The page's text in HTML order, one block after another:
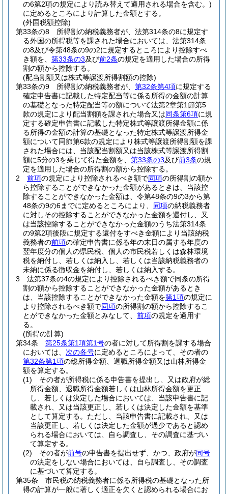
の6第2項の規定により読み替えて適用される場合を含む。)
に定めるところにより計算した金額とする。
(外国税額控除)
第33条の8
所得割の納税義務者が、法第314条の8に規定す
る外国の所得税等を課された場合においては、法第314条
の8及び令第48条の9の2に規定するところにより控除すべ
き額を、 第33条の3及び前2条の規定を適用した場合の所得
割の額から控除する。
(配当割額又は株式等譲渡所得割額の控除)
第33条の9
所得割の納税義務者が、 第32条第4項に規定する
確定申告書に記載した特定配当等に係る所得の金額の計算
の基礎となった特定配当等の額について法第2章第1節第5
款の規定により配当割額を課された場合又は同条第6項に規
定する確定申告書に記載した特定株式等譲渡所得金額に係
る所得の金額の計算の基礎となった特定株式等譲渡所得金
額について同節第6款の規定により株式等譲渡所得割額を課
された場合には、当該配当割額又は当該株式等譲渡所得割
額に5分の3を乗じて得た金額を、 第33条の3及び前3条の規
定を適用した場合の所得割の額から控除する。
2
前項の規定により控除されるべき額で同項の所得割の額か
ら控除することができなかった金額があるときは、当該控
除することができなかった金額は、令第48条の9の3から第
48条の9の6までに定めるところにより、 同項の納税義務者
に対しその控除することができなかった金額を還付し、又
は当該控除することができなかった金額のうち法第314条
の9第2項後段に規定する還付をすべき金額により当該納税
義務者の前項の確定申告書に係る年の末日の属する年度の
翌年度分の個人の県民税、個人の市民税若しくは森林環境
税を納付し、若しくは納入し、若しくは当該納税義務者の
未納に係る徴収金を納付し、若しくは納入する。
3
法第37条の4の規定により控除されるべき額で同条の所得
割の額から控除することができなかった金額があるとき
は、当該控除することができなかった金額を第1項の規定に
より控除されるべき額で同項の所得割の額から控除するこ
とができなかった金額とみなして、 前項の規定を適用す
る。
(所得の計算)
第34条
第25条第1項第1号の者に対して所得割を課する場合
においては、 次の各号に定めるところによって、その者の
第32条第1項の総所得金額、退職所得金額又は山林所得金
額を算定する。
(1)
その者が所得税に係る申告書を提出し、又は政府が総
所得金額、退職所得金額若しくは山林所得金額を更正
し、若しくは決定した場合においては、当該申告書に記
載され、又は当該更正し、若しくは決定した金額を基準
として算定する。 ただし、当該申告書に記載され、又は
当該更正し、若しくは決定した金額が過少であると認め
られる場合においては、自ら調査し、その調査に基づい
て算定する。
(2)
その者が前号の申告書を提出せず、かつ、政府が同号
の決定をしない場合においては、自ら調査し、その調査
に基づいて算定する。
第35条
市民税の納税義務者に係る所得税の基礎となった所
得の計算が一般に著しく適正を欠くと認められる場合にお